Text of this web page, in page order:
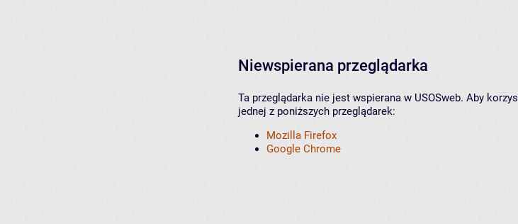
Niewspierana przeglądarka
Ta przeglądarka nie jest wspierana w USOSweb. Aby
jednej z poniższych przeglądarek:
Mozilla Firefox
Google Chrome